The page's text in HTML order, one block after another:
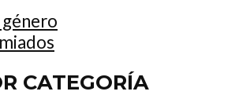
CATEGORÍA